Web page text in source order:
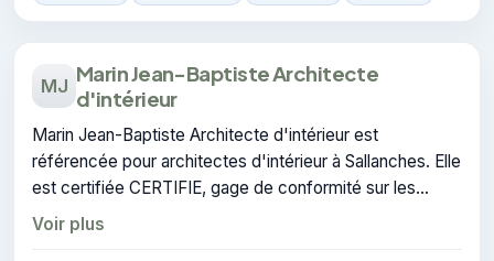
MJ Marin Jean-Baptiste Architecte
d'intérieur
Marin Jean-Baptiste Architecte d'intérieur est
référencée pour architectes d'intérieur à Sallanches. Elle
est certifiée CERTIFIE, gage de conformité sur les
interventions réalisées.
Voir plus